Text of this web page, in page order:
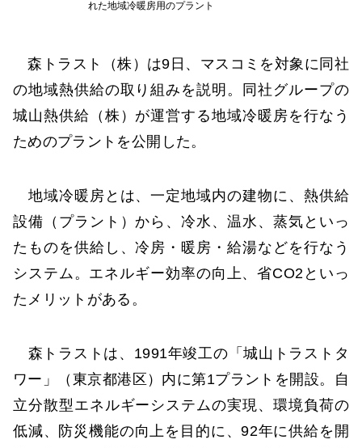
れた地域冷暖房用のプラント
森トラスト（株）は9日、マスコミを対象に同社
の地域熱供給の取り組みを説明。同社グループの
城山熱供給（株）が運営する地域冷暖房を行なう
ためのプラントを公開した。
地域冷暖房とは、一定地域内の建物に、熱供給
設備（プラント）から、冷水、温水、蒸気といっ
たものを供給し、冷房・暖房・給湯などを行なう
システム。エネルギー効率の向上、省CO2といっ
たメリットがある。
森トラストは、1991年竣工の「城山トラストタ
ワー」（東京都港区）内に第1プラントを開設。自
立分散型エネルギーシステムの実現、環境負荷の
低減、防災機能の向上を目的に、92年に供給を開